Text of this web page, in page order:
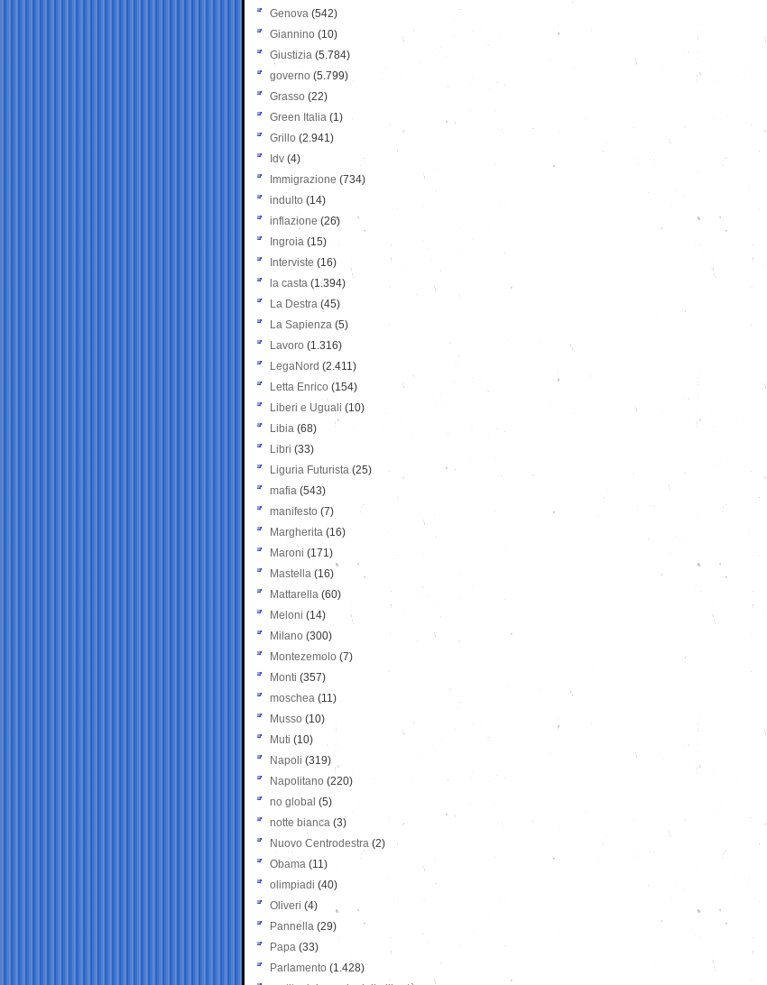
Genova (542)
Giannino (10)
Giustizia (5.784)
governo (5.799)
Grasso (22)
Green Italia (1)
Grillo (2.941)
Idv (4)
Immigrazione (734)
indulto (14)
inflazione (26)
Ingroia (15)
Interviste (16)
la casta (1.394)
La Destra (45)
La Sapienza (5)
Lavoro (1.316)
LegaNord (2.411)
Letta Enrico (154)
Liberi e Uguali (10)
Libia (68)
Libri (33)
Liguria Futurista (25)
mafia (543)
manifesto (7)
Margherita (16)
Maroni (171)
Mastella (16)
Mattarella (60)
Meloni (14)
Milano (300)
Montezemolo (7)
Monti (357)
moschea (11)
Musso (10)
Muti (10)
Napoli (319)
Napolitano (220)
no global (5)
notte bianca (3)
Nuovo Centrodestra (2)
Obama (11)
olimpiadi (40)
Oliveri (4)
Pannella (29)
Papa (33)
Parlamento (1.428)